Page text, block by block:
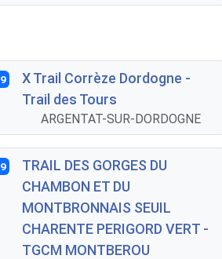
X Trail Corrèze Dordogne -
Trail des Tours
ARGENTAT-SUR-DORDOGNE
TRAIL DES GORGES DU
CHAMBON ET DU
MONTBRONNAIS SEUIL
CHARENTE PERIGORD VERT -
TGCM MONTBEROU